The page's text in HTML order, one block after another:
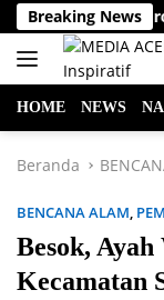
Langsung
ke
konten
Breaking News
Hukum Soroti
HOME NEWS
Beranda
BENCANA ALAM,
Besok,
Kecamatan